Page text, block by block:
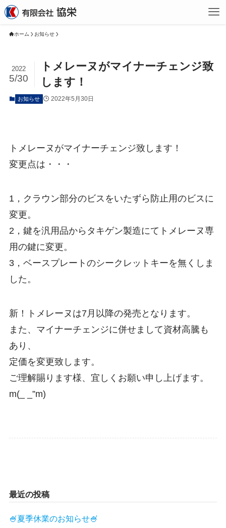
ホーム お知らせ
トメレーヌがマイナーチェンジ致
します！
2022
5/30
お知らせ 2022年5月30日
トメレーヌがマイナーチェンジ致します！
変更点は・・・
1，クラウン部分のビスをいたずら防止用のビスに
変更。
2，鍵を汎用品からタキゲン製造にてトメレーヌ専
用の鍵に変更。
3，ベースプレートのシークレットキーを無くしま
した。
新！トメレーヌは7月以降の発売となります。
また、マイナーチェンジに併せまして資材高騰も
あり、
定価を変更致します。
ご理解賜ります様、宜しくお願い申し上げます。
m(_ _”m)
最近の投稿
🍧夏季休業のお知らせ🍧